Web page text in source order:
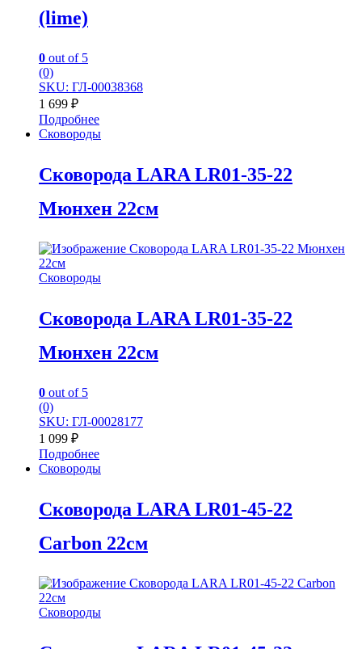
(lime)
0 out of 5
(0)
SKU: ГЛ-00038368
1 699 ₽
Подробнее
Сковороды
Сковорода LARA LR01-35-22
Мюнхен 22см
Сковороды
Сковорода LARA LR01-35-22
Мюнхен 22см
0 out of 5
(0)
SKU: ГЛ-00028177
1 099 ₽
Подробнее
Сковороды
Сковорода LARA LR01-45-22
Carbon 22см
Сковороды